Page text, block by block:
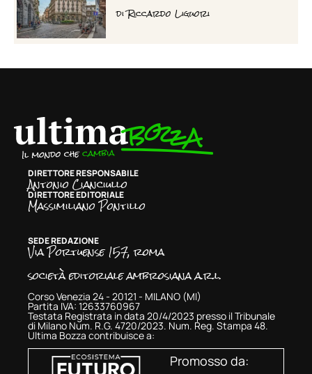
diRiccardo Liguori
DIRETTORE RESPONSABILE
Antonio Cianciullo
DIRETTORE EDITORIALE
Massimiliano Pontillo
SEDE REDAZIONE
Via Portuense 157, roma
società editoriale ambrosiana a.r.l.
Corso Venezia 24 - 20121 - MILANO (MI)
Partita IVA: 12633760967
Testata Registrata in data 20/4/2023 presso il Tribunale
di Milano Num. R.G. 4720/2023. Num. Reg. Stampa 48.
Ultima Bozza contribuisce a:
Promosso da: